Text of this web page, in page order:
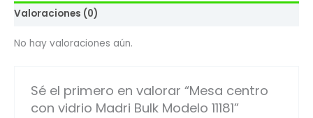
Valoraciones (0)
No hay valoraciones aún.
Sé el primero en valorar “Mesa centro
con vidrio Madri Bulk Modelo 11181”